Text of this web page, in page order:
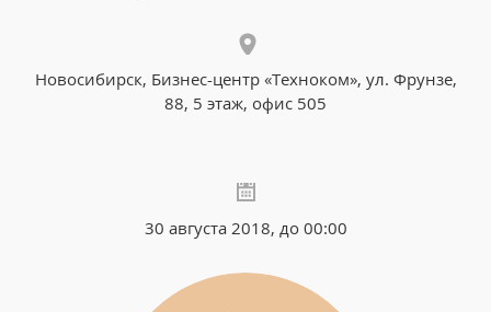
Новосибирск, Бизнес-центр «Техноком», ул. Фрунзе,
88, 5 этаж, офис 505
30 августа 2018, до 00:00